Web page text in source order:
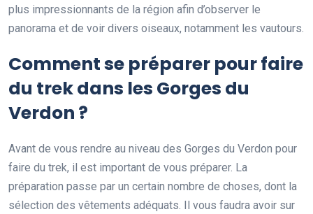
plus impressionnants de la région afin d’observer le
panorama et de voir divers oiseaux, notamment les vautours.
Comment se préparer pour faire
du trek dans les Gorges du
Verdon ?
Avant de vous rendre au niveau des Gorges du Verdon pour
faire du trek, il est important de vous préparer. La
préparation passe par un certain nombre de choses, dont la
sélection des vêtements adéquats. Il vous faudra avoir sur